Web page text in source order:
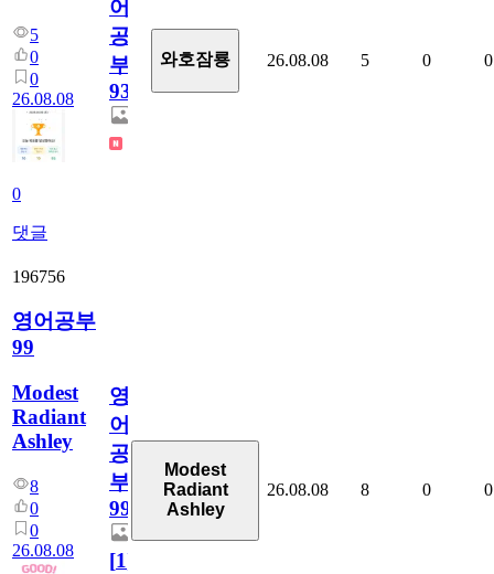
5
0
0
26.08.08
0
댓글
어
공
부
931
와호잠룡 26.08.08 5 0 0
196756
영어공부
99
Modest
Radiant
Ashley
8
0
0
26.08.08
영
어
공
부
99
[1]
Modest
Radiant
Ashley
26.08.08 8 0 0